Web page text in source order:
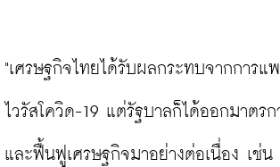
"เศรษฐกิจไทยได้รับผลกระทบจากการแ
ไวรัสโควิด-19 แต่รัฐบาลก็ได้ออกมาตรก
และฟื้นฟูเศรษฐกิจมาอย่างต่อเนื่อง เช่น